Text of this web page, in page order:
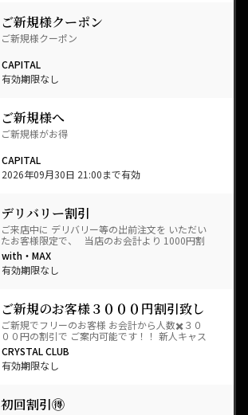
ご新規様クーポン
ご新規様クーポン
CAPITAL
有効期限なし
ご新規様へ
ご新規様がお得
CAPITAL
2026年09月30日 21:00まで有効
デリバリー割引
ご来店中に デリバリー等の出前注文を いただい
たお客様限定で、 当店のお会計より 1000円割
引き！！ させ…
with・MAX
有効期限なし
ご新規のお客様３０００円割引致し
ます！
ご新規でフリーのお客様 お会計から人数✖️３０
００円の割引で ご案内可能です！！ 新人キャス
ト多数！ ＜キャストウォーカー見た！＞と入…
CRYSTAL CLUB
有効期限なし
初回割引🉐